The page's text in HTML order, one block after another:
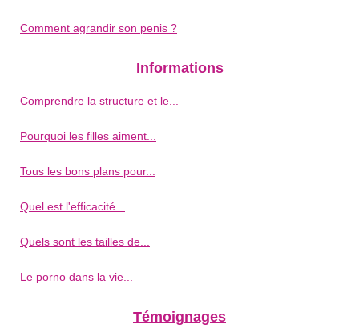
Comment agrandir son penis ?
Informations
Comprendre la structure et le...
Pourquoi les filles aiment...
Tous les bons plans pour...
Quel est l'efficacité...
Quels sont les tailles de...
Le porno dans la vie...
Témoignages